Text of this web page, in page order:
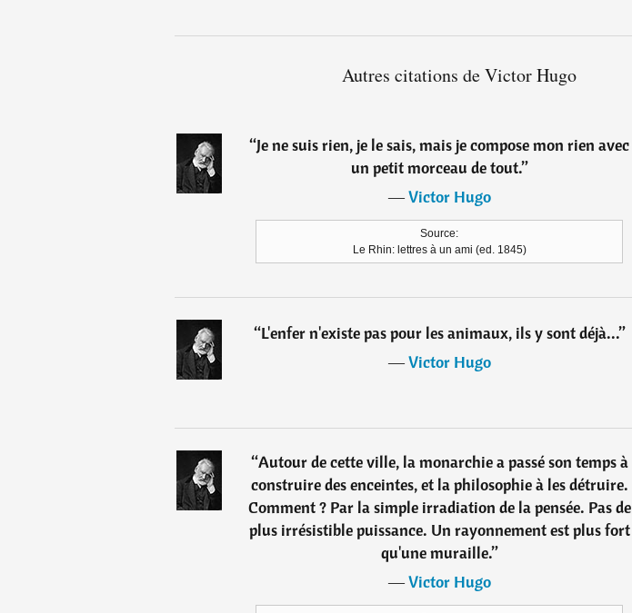
Autres citations de Victor Hugo
“Je ne suis rien, je le sais, mais je compose mon rien avec
un petit morceau de tout.”
―Victor Hugo
Source:
Le Rhin: lettres à un ami (ed. 1845)
“L'enfer n'existe pas pour les animaux, ils y sont déjà...”
―Victor Hugo
“Autour de cette ville, la monarchie a passé son temps à
construire des enceintes, et la philosophie à les détruire.
Comment ? Par la simple irradiation de la pensée. Pas de
plus irrésistible puissance. Un rayonnement est plus fort
qu'une muraille.”
―Victor Hugo